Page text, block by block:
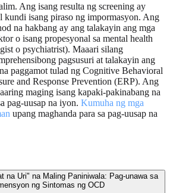
Ang isang resulta ng screening ay
kundi isang piraso ng impormasyon. Ang
na hakbang ay ang talakayin ang mga
o isang propesyonal sa mental health
o psychiatrist). Maaari silang
pagsusuri at talakayin ang
paggamot tulad ng Cognitive Behavioral
and Response Prevention (ERP). Ang
maging isang kapaki-pakinabang na
pag-uusap na iyon. Kumuha ng mga
upang maghanda para sa pag-uusap na
na Uri" na Maling Paniniwala: Pag-unawa sa
ng Sintomas ng OCD